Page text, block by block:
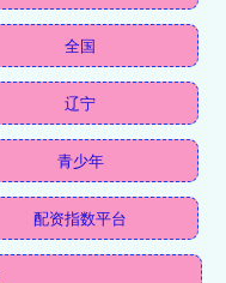
全国
辽宁
青少年
配资指数平台